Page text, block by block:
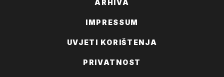
ARHIVA
IMPRESSUM
UVJETI KORIŠTENJA
PRIVATNOST